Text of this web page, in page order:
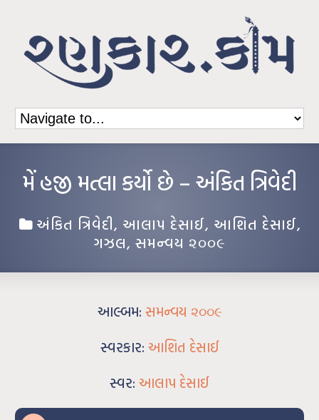
મેં હજી મત્લા કર્યો છે – અંકિત ત્રિવેદી
અંકિત ત્રિવેદી, આલાપ દેસાઈ, આશિત દેસાઈ,
ગઝલ, સમન્વય ૨૦૦૯
આલ્બમ: સમન્વય ૨૦૦૯
સ્વરકાર: આશિત દેસાઈ
સ્વર: આલાપ દેસાઈ